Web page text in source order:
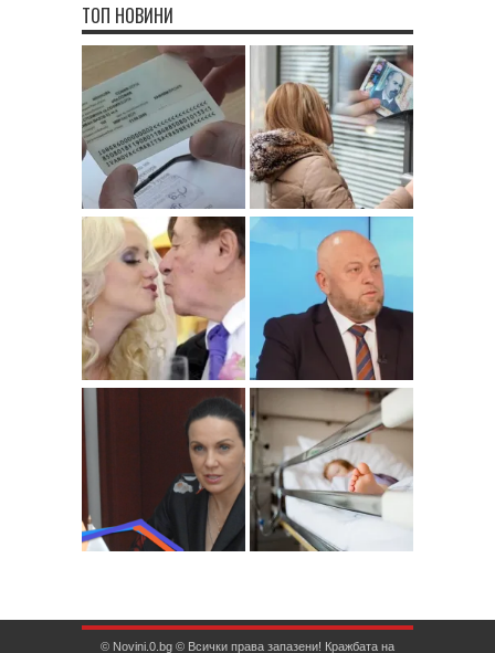
ТОП НОВИНИ
© Novini.0.bg © Всички права запазени! Кражбата на